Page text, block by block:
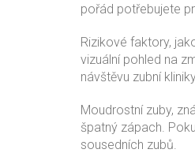
pořád potřebujete
Rizikové faktory,
vizuální pohled na
návštěvu zubní
Moudrostní zuby,
špatný zápach.
sousedních zubů.